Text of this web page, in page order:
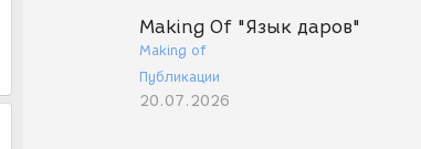
Making Of "Язык даров"
Making of
Публикации
20.07.2026